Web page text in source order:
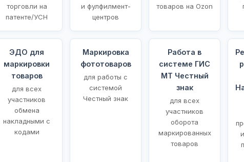
торговли на
патенте/УСН
и фулфилмент-
центров
товаров на Ozon
ЭДО для
маркировки
товаров
для всех
участников
обмена
накладными с
кодами
Маркировка
фототоваров
для работы с
системой
Честный знак
Работа в
системе ГИС
МТ Честный
знак
для всех
участников
оборота
маркированных
товаров